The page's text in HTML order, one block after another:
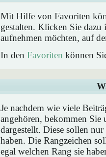
Mit Hilfe von Favoriten
gestalten. Klicken Sie
aufnehmen möchten, auf
In den Favoriten können
Je nachdem wie viele
angehören, bekommen Sie
dargestellt. Diese sollen
haben. Die Rangzeichen
egal welchen Rang sie